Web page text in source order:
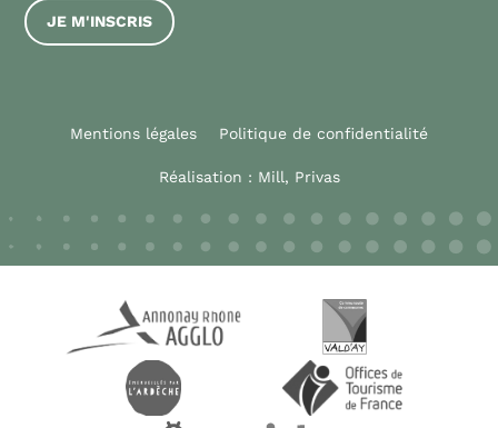
JE M'INSCRIS
Mentions légales Politique de confidentialité
Réalisation : Mill, Privas